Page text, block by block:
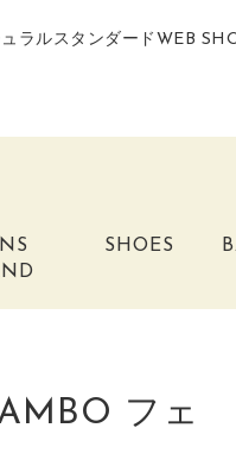
ラルスタンダードWEB
SHOES
フェ